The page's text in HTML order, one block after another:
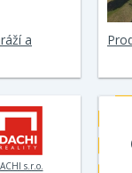
a
s.r.o.